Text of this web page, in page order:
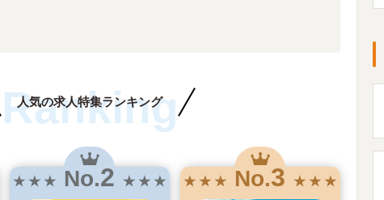
人気の求人特集ランキング
Ranking
★ ★ ★ No.2 ★ ★ ★ ★ ★ ★ No.3 ★ ★ ★